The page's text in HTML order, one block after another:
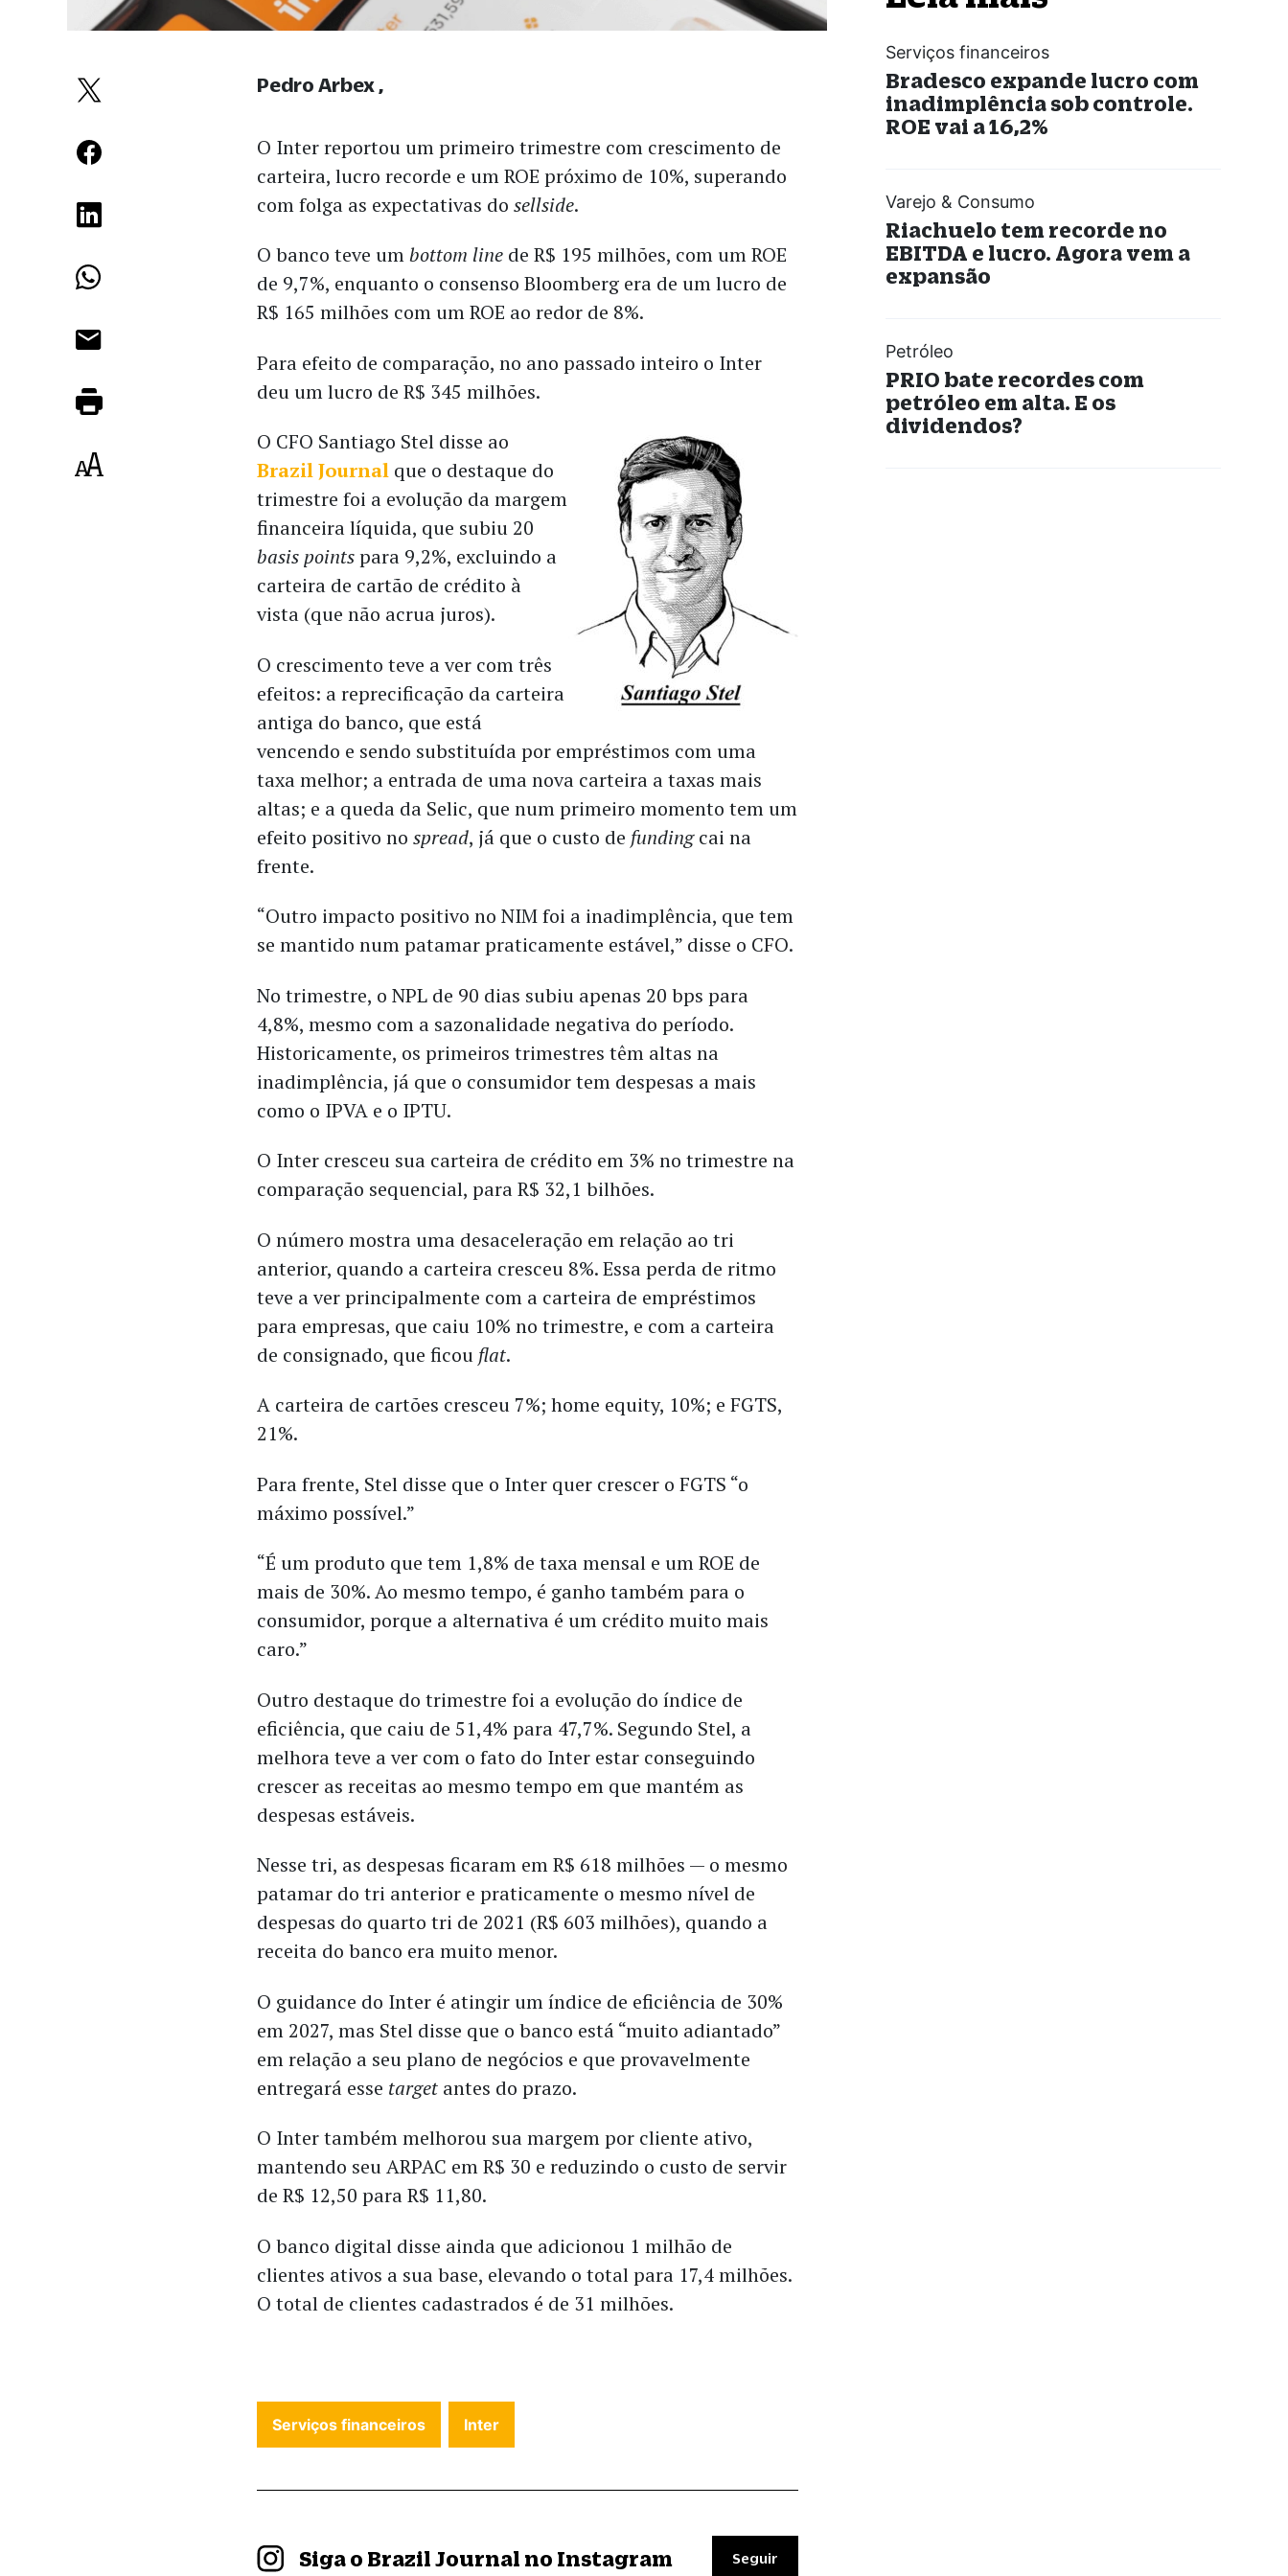
O Inter reportou um primeiro trimestre com crescimento de
carteira, lucro recorde e um ROE próximo de 10%, superando
com folga as expectativas dosellside.
O banco teve umbottom line de R$ 195 milhões, com um ROE
de 9,7%, enquanto o consensoBloomberg era de um lucro de
R$ 165 milhões com um ROE ao redor de 8%.
Para efeito de comparação, no ano passado inteiro o Inter
deu um lucro de R$ 345 milhões.
O CFO Santiago Stel disse ao
Brazil Journal que o destaque do
trimestre foi a evolução da margem
financeira líquida, que subiu 20
basis pointspara 9,2%, excluindo a
carteira de cartão de crédito à
vista (que não acrua juros).
O crescimento teve a ver com três
efeitos: a reprecificação da carteira
antiga do banco, que está
vencendo e sendo substituída por empréstimos com uma
taxa melhor; a entrada de uma nova carteira a taxas mais
altas; e a queda da Selic, que num primeiro momento tem um
efeito positivo nospread, já que o custo de fundingcai na
frente.
“Outro impacto positivo no NIM foi a inadimplência, que tem
se mantido num patamar praticamente estável,” disse o CFO.
No trimestre, o NPL de 90 dias subiu apenas 20 bps para
4,8%, mesmo com a sazonalidade negativa do período.
Historicamente, os primeiros trimestres têm altas na
inadimplência, já que o consumidor tem despesas a mais
como o IPVA e o IPTU.
O Inter cresceu sua carteira de crédito em 3% no trimestre na
comparação sequencial, para R$ 32,1 bilhões.
O número mostra uma desaceleração em relação ao tri
anterior, quando a carteira cresceu 8%. Essa perda de ritmo
teve a ver principalmente com a carteira de empréstimos
para empresas, que caiu 10% no trimestre, e com a carteira
de consignado, que ficou flat.
A carteira de cartões cresceu 7%; home equity, 10%; e FGTS,
21%.
Para frente, Stel disse que o Inter quer crescer o FGTS “o
máximo possível.”
“É um produto que tem 1,8% de taxa mensal e um ROE de
mais de 30%. Ao mesmo tempo, é ganho também para o
consumidor, porque a alternativa é um crédito muito mais
caro.”
Outro destaque do trimestre foi a evolução do índice de
eficiência, que caiu de 51,4% para 47,7%. Segundo Stel, a
melhora teve a ver com o fato do Inter estar conseguindo
crescer as receitas ao mesmo tempo em que mantém as
despesas estáveis.
Nesse tri, as despesas ficaram em R$ 618 milhões — o mesmo
patamar do tri anterior e praticamente o mesmo nível de
despesas do quarto tri de 2021 (R$ 603 milhões), quando a
receita do banco era muito menor.
O guidance do Inter é atingir um índice de eficiência de 30%
em 2027, mas Stel disse que o banco está “muito adiantado”
em relação a seu plano de negócios e que provavelmente
entregará esse target antes do prazo.
O Inter também melhorou sua margem por cliente ativo,
mantendo seu ARPAC em R$ 30 e reduzindo o custo de servir
de R$ 12,50 para R$ 11,80.
O banco digital disse ainda que adicionou 1 milhão de
clientes ativos a sua base, elevando o total para 17,4 milhões.
O total de clientes cadastrados é de 31 milhões.
Pedro Arbex
Serviços financeiros Inter
Siga o Brazil Journal no Instagram Seguir
Serviços financeiros
Bradesco expande lucro com
inadimplência sob controle.
ROE vai a 16,2%
Varejo & Consumo
Riachuelo tem recorde no
EBITDA e lucro. Agora vem a
expansão
Petróleo
PRIO bate recordes com
petróleo em alta. E os
dividendos?